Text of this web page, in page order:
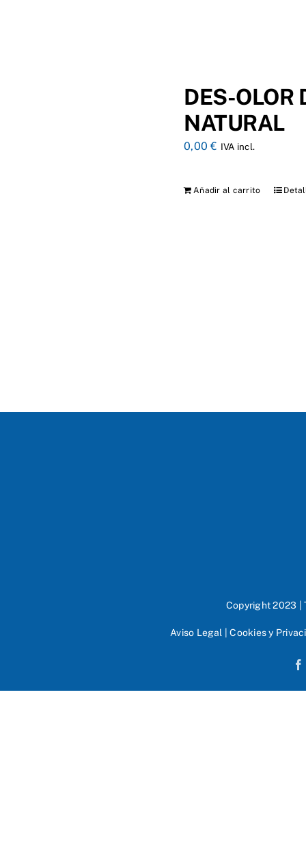
DES-OLOR
NATURAL
0,00€ IVA incl.
Añadir al carrito
Copyright 2023 |
Aviso Legal |Cookies y